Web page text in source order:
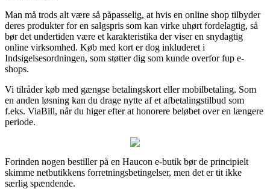
Man må trods alt være så påpasselig, at hvis en online shop tilbyder
deres produkter for en salgspris som kan virke uhørt fordelagtig, så
bør det undertiden være et karakteristika der viser en snydagtig
online virksomhed. Køb med kort er dog inkluderet i
Indsigelsesordningen, som støtter dig som kunde overfor fup e-
shops.
Vi tilråder køb med gængse betalingskort eller mobilbetaling. Som
en anden løsning kan du drage nytte af et afbetalingstilbud som
f.eks. ViaBill, når du higer efter at honorere beløbet over en længere
periode.
Forinden nogen bestiller på en Haucon e-butik bør de principielt
skimme netbutikkens forretningsbetingelser, men det er tit ikke
særlig spændende.